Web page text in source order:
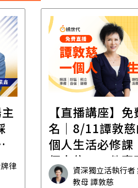
律
【直播講座】
名｜8/11譚敦
個人生活必修課
個人住，五件事
想清楚！資深獨立活執行者
教母 譚敦慈